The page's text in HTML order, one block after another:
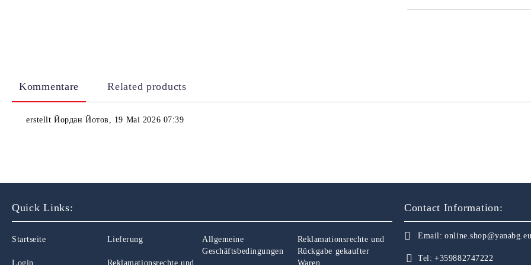
Kommentare Related products
erstelltЙордан Йотов , 19 Mai 2026 07:39
Quick Links:
Startseite
Login
Lieferung
Reklamationsrechte und
Allgemeine
Geschäftsbedingungen
Reklamationsrechte und
Rückgabe gekaufter
Waren
Contact Information:
Email:
Tel: +359882747222